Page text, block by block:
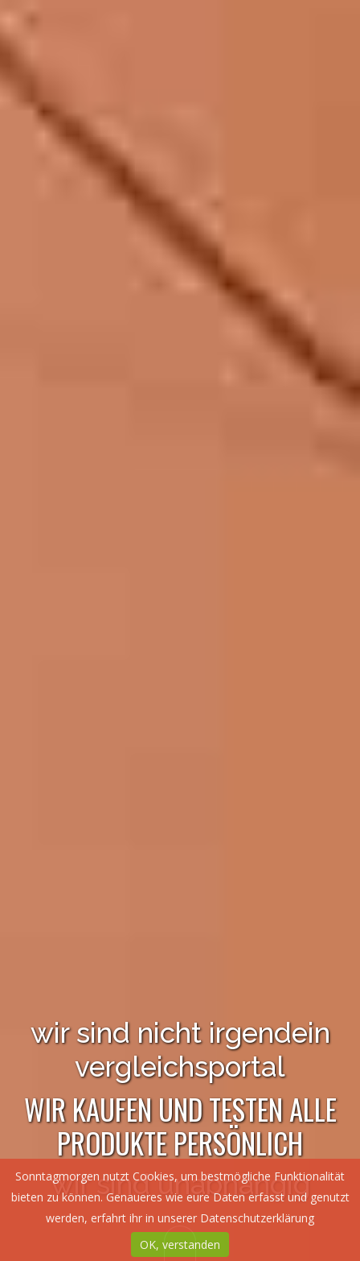
wir sind nicht irgendein
vergleichsportal
WIR KAUFEN UND TESTEN ALLE
PRODUKTE PERSÖNLICH
wir sind unabhängig
Sonntagmorgen nutzt Cookies, um bestmögliche Funktionalität
bieten zu können. Genaueres wie eure Daten erfasst und genutzt
werden, erfahrt ihr in unserer Datenschutzerklärung
OK, verstanden